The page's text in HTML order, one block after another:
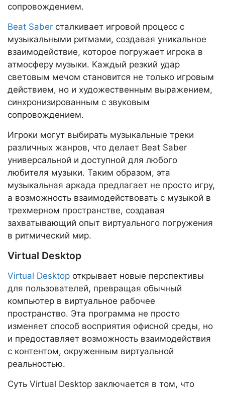
сопровождением.
Beat Saber сталкивает игровой процесс с
музыкальными ритмами, создавая уникальное
взаимодействие, которое погружает игрока в
атмосферу музыки. Каждый резкий удар
световым мечом становится не только игровым
действием, но и художественным выражением,
синхронизированным с звуковым
сопровождением.
Игроки могут выбирать музыкальные треки
различных жанров, что делает Beat Saber
универсальной и доступной для любого
любителя музыки. Таким образом, эта
музыкальная аркада предлагает не просто игру,
а возможность взаимодействовать с музыкой в
трехмерном пространстве, создавая
захватывающий опыт виртуального погружения
в ритмический мир.
Virtual Desktop
Virtual Desktop открывает новые перспективы
для пользователей, превращая обычный
компьютер в виртуальное рабочее
пространство. Эта программа не просто
изменяет способ восприятия офисной среды, но
и предоставляет возможность взаимодействия
с контентом, окруженным виртуальной
реальностью.
Суть Virtual Desktop заключается в том, что